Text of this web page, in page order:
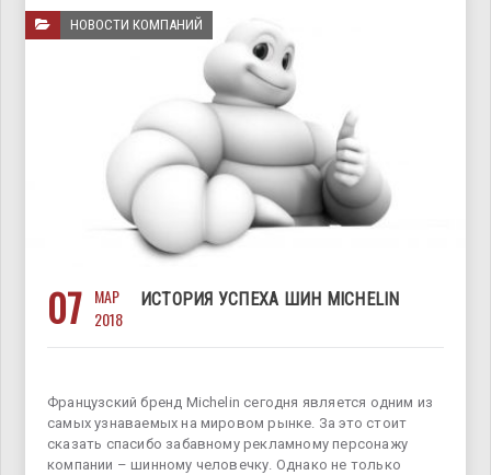
НОВОСТИ КОМПАНИЙ
07
МАР
2018
ИСТОРИЯ УСПЕХА ШИН MICHELIN
Французский бренд Michelin сегодня является одним из
самых узнаваемых на мировом рынке. За это стоит
сказать спасибо забавному рекламному персонажу
компании – шинному человечку. Однако не только